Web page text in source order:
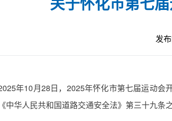
发
年10月28日，2025年怀化市第七届运动会
中华人民共和国道路交通安全法》第三十九条